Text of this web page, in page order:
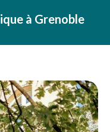
à Grenoble